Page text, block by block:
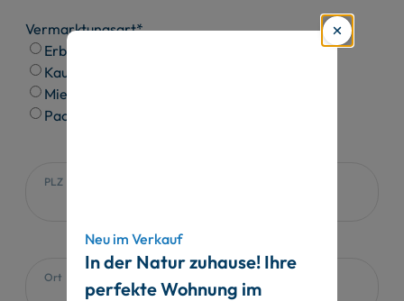
Vermarktungsart*
Erbpacht
Kauf
Miete
Pacht
PLZ
Ort
Neu im Verkauf
In der Natur zuhause! Ihre
perfekte Wohnung im